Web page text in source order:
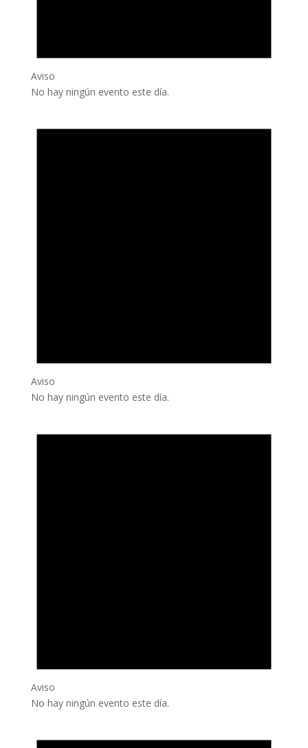
Aviso
No hay ningún evento este día.
Aviso
No hay ningún evento este día.
Aviso
No hay ningún evento este día.